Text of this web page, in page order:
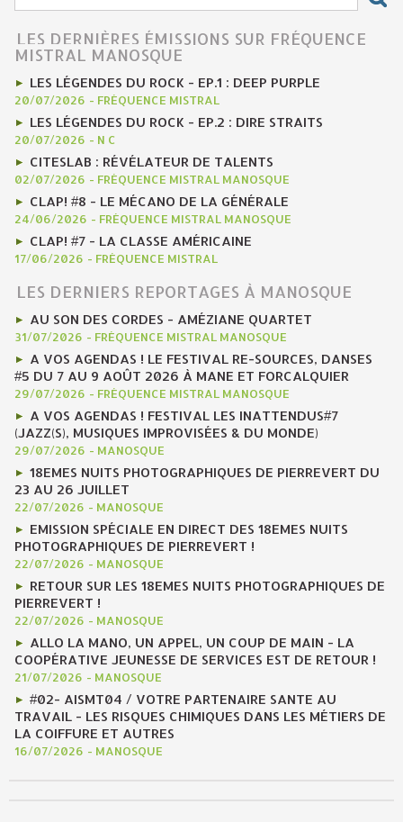
LES DERNIÈRES ÉMISSIONS SUR FRÉQUENCE
MISTRAL MANOSQUE
LES LÉGENDES DU ROCK - EP.1 : DEEP PURPLE
20/07/2026 - FRÉQUENCE MISTRAL
LES LÉGENDES DU ROCK - EP.2 : DIRE STRAITS
20/07/2026 - N C
CITESLAB : RÉVÉLATEUR DE TALENTS
02/07/2026 - FRÉQUENCE MISTRAL MANOSQUE
CLAP! #8 - LE MÉCANO DE LA GÉNÉRALE
24/06/2026 - FRÉQUENCE MISTRAL MANOSQUE
CLAP! #7 - LA CLASSE AMÉRICAINE
17/06/2026 - FRÉQUENCE MISTRAL
LES DERNIERS REPORTAGES À MANOSQUE
AU SON DES CORDES - AMÉZIANE QUARTET
31/07/2026 - FRÉQUENCE MISTRAL MANOSQUE
A VOS AGENDAS ! LE FESTIVAL RE-SOURCES, DANSES
#5 DU 7 AU 9 AOÛT 2026 À MANE ET FORCALQUIER
29/07/2026 - FRÉQUENCE MISTRAL MANOSQUE
A VOS AGENDAS ! FESTIVAL LES INATTENDUS#7
(JAZZ(S), MUSIQUES IMPROVISÉES & DU MONDE)
29/07/2026 - MANOSQUE
18EMES NUITS PHOTOGRAPHIQUES DE PIERREVERT DU
23 AU 26 JUILLET
22/07/2026 - MANOSQUE
EMISSION SPÉCIALE EN DIRECT DES 18EMES NUITS
PHOTOGRAPHIQUES DE PIERREVERT !
22/07/2026 - MANOSQUE
RETOUR SUR LES 18EMES NUITS PHOTOGRAPHIQUES DE
PIERREVERT !
22/07/2026 - MANOSQUE
ALLO LA MANO, UN APPEL, UN COUP DE MAIN - LA
COOPÉRATIVE JEUNESSE DE SERVICES EST DE RETOUR !
21/07/2026 - MANOSQUE
#02- AISMT04 / VOTRE PARTENAIRE SANTE AU
TRAVAIL - LES RISQUES CHIMIQUES DANS LES MÉTIERS DE
LA COIFFURE ET AUTRES
16/07/2026 - MANOSQUE